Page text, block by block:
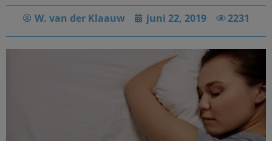
W. van der Klaauw juni 22, 2019 2231